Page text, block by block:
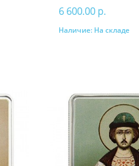
6 600.00 р.
В корзину
Наличие: На складе